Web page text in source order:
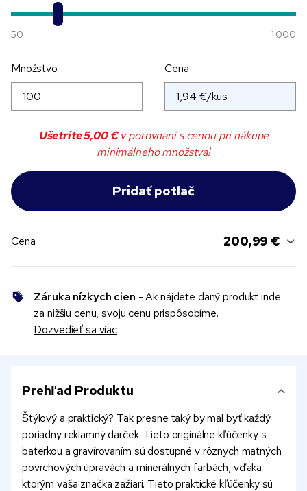
50 1 000
Množstvo Cena
Ušetrite5,00 €v porovnaní s cenou pri nákupe
minimálneho množstva!
Cena 200,99 €
Záruka nízkych cien - Ak nájdete daný produkt inde
za nižšiu cenu, svoju cenu prispôsobíme.
Dozvedieť sa viac
Prehľad Produktu
Štýlový a praktický? Tak presne taký by mal byť každý
poriadny reklamný darček. Tieto originálne kľúčenky s
baterkou a gravírovaním sú dostupné v rôznych matných
povrchových úpravách a minerálnych farbách, vďaka
ktorým vaša značka zažiari. Tieto praktické kľúčenky sú